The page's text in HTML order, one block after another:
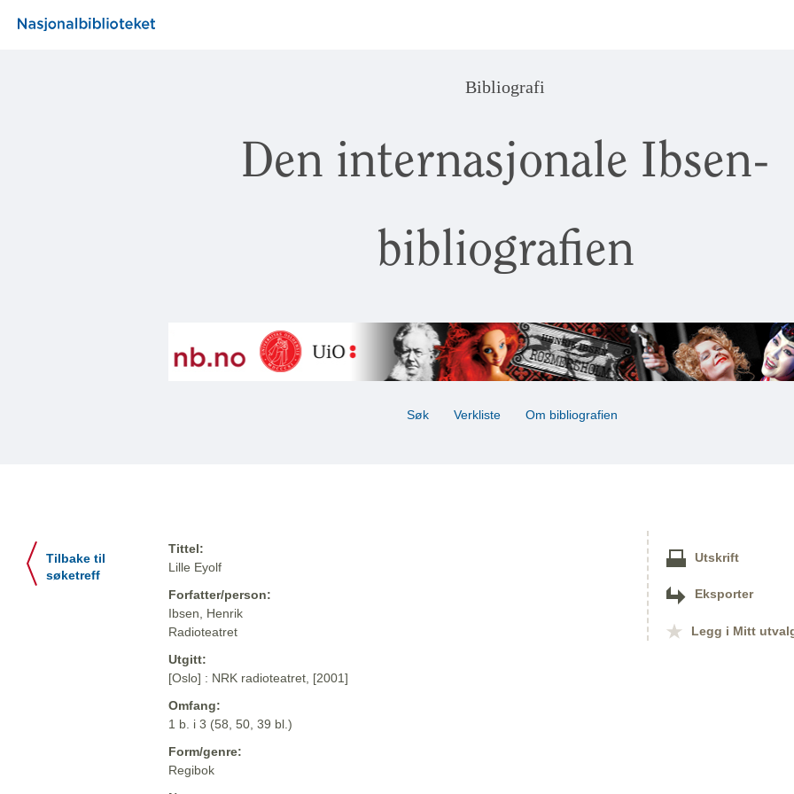
Bibliografi
Den internasjonale Ibsen-
bibliografien
Søk Verkliste Om bibliografien
Tilbake til
søketreff
Tittel:
Lille Eyolf
Forfatter/person:
Ibsen, Henrik
Radioteatret
Utgitt:
[Oslo] : NRK radioteatret, [2001]
Omfang:
1 b. i 3 (58, 50, 39 bl.)
Form/genre:
Regibok
Utskrift
Eksporter
Legg i Mitt